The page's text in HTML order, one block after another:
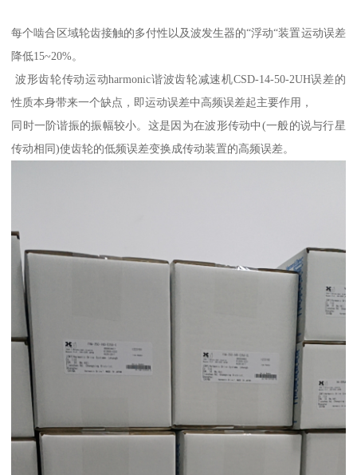
每个啮合区域轮齿接触的多付性以及波发生器的“浮动“装置运动误差
降低15~20%。
波形齿轮传动运动harmonic谐波齿轮减速机CSD-14-50-2UH误差的
性质本身带来一个缺点，即运动误差中高频误差起主要作用，
同时一阶谐振的振幅较小。这是因为在波形传动中(一般的说与行星
传动相同)使齿轮的低频误差变换成传动装置的高频误差。